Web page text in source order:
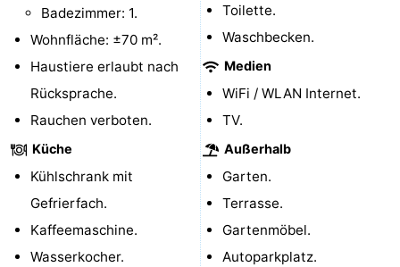
Minigolfplätze
Dörfer
Städte
Sport
-
Schwimmbader
Radfahren
Badezimmer: 1.
Wohnfläche: ±70 m².
Haustiere erlaubt nach
Rücksprache.
Rauchen verboten.
Küche
Kühlschrank mit
Gefrierfach.
Kaffeemaschine.
Wasserkocher.
Toilette.
Waschbecken.
Medien
WiFi / WLAN Internet.
TV.
Außerhalb
Garten.
Terrasse.
Gartenmöbel.
Autoparkplatz.